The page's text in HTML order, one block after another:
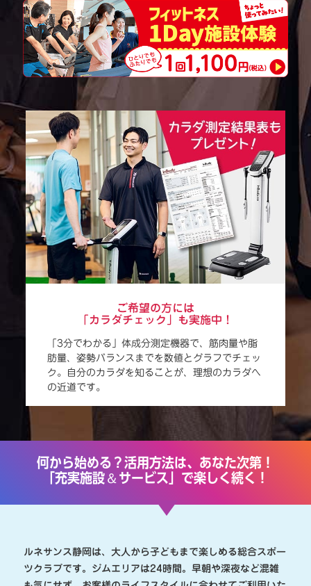
ご希望の方には
「カラダチェック」も実施中！
「3分でわかる」体成分測定機器で、筋肉量や脂
肪量、姿勢バランスまでを数値とグラフでチェッ
ク。自分のカラダを知ることが、理想のカラダへ
の近道です。
何から始める？活用方法は、あなた次第！
「充実施設 ＆ サービス」で楽しく続く！
ルネサンス静岡は、大人から子どもまで楽しめる総合スポー
ツクラブです。ジムエリアは24時間。早朝や深夜など混雑